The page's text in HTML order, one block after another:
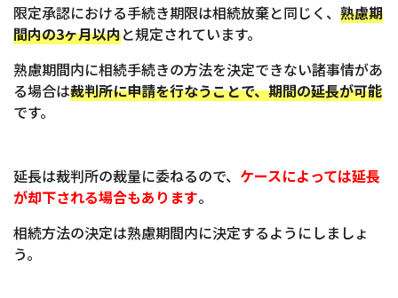
限定承認における手続き期限は相続放棄と同じく、 熟慮期
間内の3ヶ月以内と規定されています。
熟慮期間内に相続手続きの方法を決定できない諸事情があ
る場合は裁判所に申請を行なうことで、期間の延長が可能
です。
延長は裁判所の裁量に委ねるので、 ケースによっては延長
が却下される場合もあります。
相続方法の決定は熟慮期間内に決定するようにしましょ
う。